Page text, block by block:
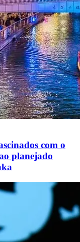
com o
planejado